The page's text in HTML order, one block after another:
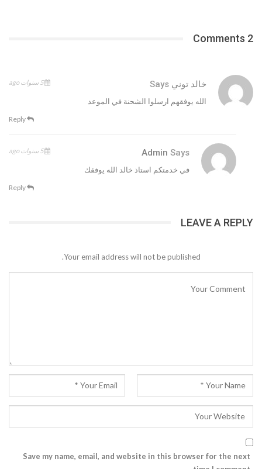
2 Comments
خالد توني Says 5 سنوات ago
الله يوفقهم ارسلوا الشحنة في الموعد
Admin Says 5 سنوات ago
في خدمتكم استاذ خالد الله يوفقك
LEAVE A REPLY
Your email address will not be published.
Save my name, email, and website in this browser for the next